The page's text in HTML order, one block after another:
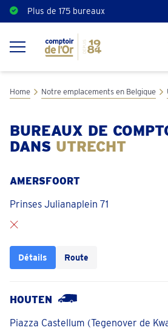
Plus de 175 bureaux
Home Notre emplacements en Belgique
BUREAUX DE
DANS UTRECHT
AMERSFOORT
Prinses Julianaplein 71
Détails Route
HOUTEN
Piazza Castellum (Tegenover de